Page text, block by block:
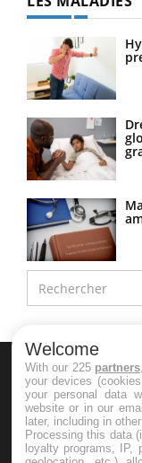
Le site santé de
Welcome
With our 225 partners
your devices
your personal data
website or in our
later, including in
Processing this data
loyalty programs, IP,